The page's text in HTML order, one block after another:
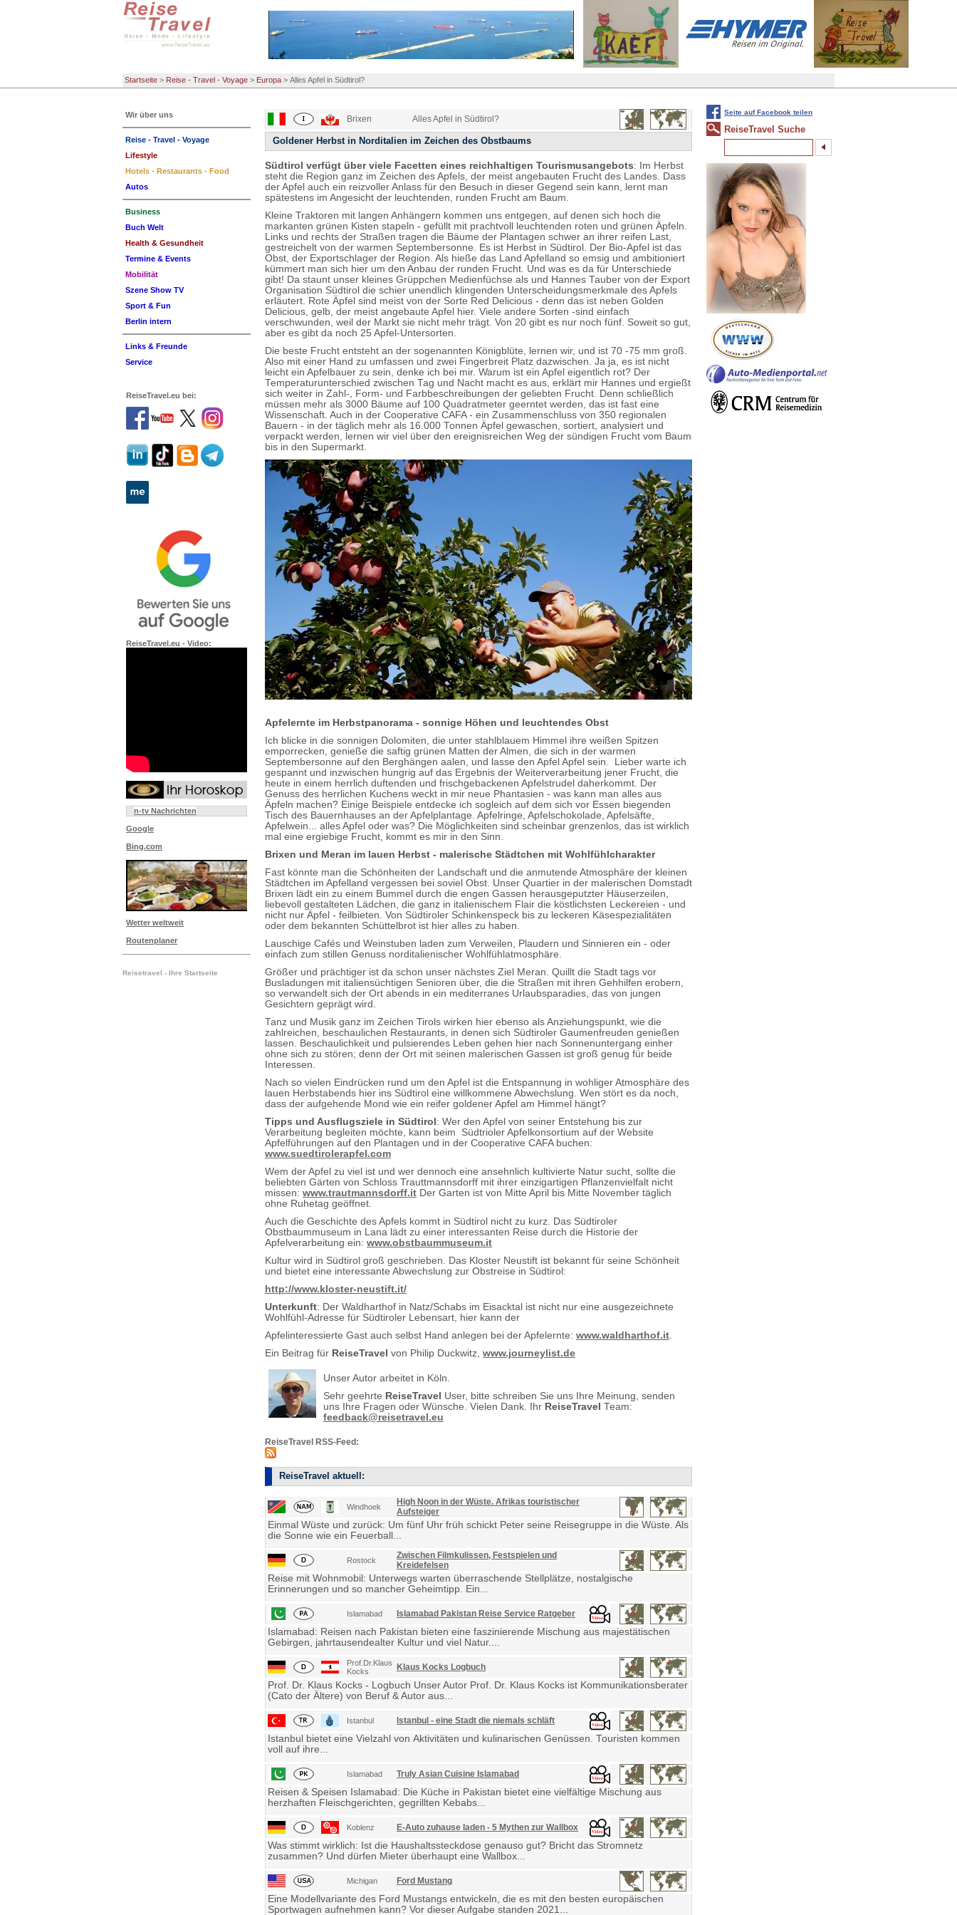
Startseite > Reise - Travel - Voyage > Europa > Alles Apfel in Südtirol?
Brixen Alles Apfel in Südtirol?
Goldener Herbst in Norditalien im Zeichen des Obstbaums
Südtirol verfügt über viele Facetten eines reichhaltigen Tourismusangebots: Im Herbst
steht die Region ganz im Zeichen des Apfels, der meist angebauten Frucht des Landes. Dass
der Apfel auch ein reizvoller Anlass für den Besuch in dieser Gegend sein kann, lernt man
spätestens im Angesicht der leuchtenden, runden Frucht am Baum.
Kleine Traktoren mit langen Anhängern kommen uns entgegen, auf denen sich hoch die
markanten grünen Kisten stapeln - gefüllt mit prachtvoll leuchtenden roten und grünen Äpfeln.
Links und rechts der Straßen tragen die Bäume der Plantagen schwer an ihrer reifen Last,
gestreichelt von der warmen Septembersonne. Es ist Herbst in Südtirol. Der Bio-Apfel ist das
Obst, der Exportschlager der Region. Als hieße das Land Apfelland so emsig und ambitioniert
kümmert man sich hier um den Anbau der runden Frucht. Und was es da für Unterschiede
gibt! Da staunt unser kleines Grüppchen Medienfüchse als und Hannes Tauber von der Export
Organisation Südtirol die schier unendlich klingenden Unterscheidungsmerkmale des Apfels
erläutert. Rote Äpfel sind meist von der Sorte Red Delicious - denn das ist neben Golden
Delicious, gelb, der meist angebaute Apfel hier. Viele andere Sorten -sind einfach
verschwunden, weil der Markt sie nicht mehr trägt. Von 20 gibt es nur noch fünf. Soweit so gut,
aber es gibt da noch 25 Apfel-Untersorten.
Die beste Frucht entsteht an der sogenannten Königblüte, lernen wir, und ist 70 -75 mm groß.
Also mit einer Hand zu umfassen und zwei Fingerbreit Platz dazwischen. Ja ja, es ist nicht
leicht ein Apfelbauer zu sein, denke ich bei mir. Warum ist ein Apfel eigentlich rot? Der
Temperaturunterschied zwischen Tag und Nacht macht es aus, erklärt mir Hannes und ergießt
sich weiter in Zahl-, Form- und Farbbeschreibungen der geliebten Frucht. Denn schließlich
müssen mehr als 3000 Bäume auf 100 Quadratmeter geerntet werden, das ist fast eine
Wissenschaft. Auch in der Cooperative CAFA - ein Zusammenschluss von 350 regionalen
Bauern - in der täglich mehr als 16.000 Tonnen Äpfel gewaschen, sortiert, analysiert und
verpackt werden, lernen wir viel über den ereignisreichen Weg der sündigen Frucht vom Baum
bis in den Supermarkt.
Apfelernte im Herbstpanorama - sonnige Höhen und leuchtendes Obst
Ich blicke in die sonnigen Dolomiten, die unter stahlblauem Himmel ihre weißen Spitzen
emporrecken, genieße die saftig grünen Matten der Almen, die sich in der warmen
Septembersonne auf den Berghängen aalen, und lasse den Apfel Apfel sein. Lieber warte ich
gespannt und inzwischen hungrig auf das Ergebnis der Weiterverarbeitung jener Frucht, die
heute in einem herrlich duftenden und frischgebackenen Apfelstrudel daherkommt. Der
Genuss des herrlichen Kuchens weckt in mir neue Phantasien - was kann man alles aus
Äpfeln machen? Einige Beispiele entdecke ich sogleich auf dem sich vor Essen biegenden
Tisch des Bauernhauses an der Apfelplantage. Apfelringe, Apfelschokolade, Apfelsäfte,
Apfelwein... alles Apfel oder was? Die Möglichkeiten sind scheinbar grenzenlos, das ist wirklich
mal eine ergiebige Frucht, kommt es mir in den Sinn.
Brixen und Meran im lauen Herbst - malerische Städtchen mit Wohlfühlcharakter
Fast könnte man die Schönheiten der Landschaft und die anmutende Atmosphäre der kleinen
Städtchen im Apfelland vergessen bei soviel Obst. Unser Quartier in der malerischen Domstadt
Brixen lädt ein zu einem Bummel durch die engen Gassen herausgeputzter Häuserzeilen,
liebevoll gestalteten Lädchen, die ganz in italienischem Flair die köstlichsten Leckereien - und
nicht nur Äpfel - feilbieten. Von Südtiroler Schinkenspeck bis zu leckeren Käsespezialitäten
oder dem bekannten Schüttelbrot ist hier alles zu haben.
Lauschige Cafés und Weinstuben laden zum Verweilen, Plaudern und Sinnieren ein - oder
einfach zum stillen Genuss norditalienischer Wohlfühlatmosphäre.
Größer und prächtiger ist da schon unser nächstes Ziel Meran. Quillt die Stadt tags vor
Busladungen mit italiensüchtigen Senioren über, die die Straßen mit ihren Gehhilfen erobern,
so verwandelt sich der Ort abends in ein mediterranes Urlaubsparadies, das von jungen
Gesichtern geprägt wird.
Tanz und Musik ganz im Zeichen Tirols wirken hier ebenso als Anziehungspunkt, wie die
zahlreichen, beschaulichen Restaurants, in denen sich Südtiroler Gaumenfreuden genießen
lassen. Beschaulichkeit und pulsierendes Leben gehen hier nach Sonnenuntergang einher
ohne sich zu stören; denn der Ort mit seinen malerischen Gassen ist groß genug für beide
Interessen.
Nach so vielen Eindrücken rund um den Apfel ist die Entspannung in wohliger Atmosphäre des
lauen Herbstabends hier ins Südtirol eine willkommene Abwechslung. Wen stört es da noch,
dass der aufgehende Mond wie ein reifer goldener Apfel am Himmel hängt?
Tipps und Ausflugsziele in Südtirol: Wer den Apfel von seiner Entstehung bis zur
Verarbeitung begleiten möchte, kann beim Südtrioler Apfelkonsortium auf der Website
Apfelführungen auf den Plantagen und in der Cooperative CAFA buchen:
www.suedtirolerapfel.com
Wem der Apfel zu viel ist und wer dennoch eine ansehnlich kultivierte Natur sucht, sollte die
beliebten Gärten von Schloss Trauttmannsdorff mit ihrer einzigartigen Pflanzenvielfalt nicht
missen: www.trautmannsdorff.it Der Garten ist von Mitte April bis Mitte November täglich
ohne Ruhetag geöffnet.
Auch die Geschichte des Apfels kommt in Südtirol nicht zu kurz. Das Südtiroler
Obstbaummuseum in Lana lädt zu einer interessanten Reise durch die Historie der
Apfelverarbeitung ein: www.obstbaummuseum.it
Kultur wird in Südtirol groß geschrieben. Das Kloster Neustift ist bekannt für seine Schönheit
und bietet eine interessante Abwechslung zur Obstreise in Südtirol:
http://www.kloster-neustift.it/
Unterkunft: Der Waldharthof in Natz/Schabs im Eisacktal ist nicht nur eine ausgezeichnete
Wohlfühl-Adresse für Südtiroler Lebensart, hier kann der
Apfelinteressierte Gast auch selbst Hand anlegen bei der Apfelernte: www.waldharthof.it
Ein Beitrag für ReiseTravel von Philip Duckwitz, www.journeylist.de
Unser Autor arbeitet in Köln.
Sehr geehrte ReiseTravel User, bitte schreiben Sie uns Ihre Meinung, senden
uns Ihre Fragen oder Wünsche. Vielen Dank. Ihr ReiseTravel Team:
feedback@reisetravel.eu
ReiseTravel RSS-Feed:
ReiseTravel aktuell:
Windhoek
High Noon in der Wüste. Afrikas touristischer
Aufsteiger
Einmal Wüste und zurück: Um fünf Uhr früh schickt Peter seine Reisegruppe in die Wüste. Als
die Sonne wie ein Feuerball...
Rostock
Zwischen Filmkulissen, Festspielen und
Kreidefelsen
Reise mit Wohnmobil: Unterwegs warten überraschende Stellplätze, nostalgische
Erinnerungen und so mancher Geheimtipp. Ein...
Islamabad Islamabad Pakistan Reise Service Ratgeber
Islamabad: Reisen nach Pakistan bieten eine faszinierende Mischung aus majestätischen
Gebirgen, jahrtausendealter Kultur und viel Natur....
Prof.Dr.Klaus
Kocks
Klaus Kocks Logbuch
Prof. Dr. Klaus Kocks - Logbuch Unser Autor Prof. Dr. Klaus Kocks ist Kommunikationsberater
(Cato der Ältere) von Beruf & Autor aus...
Istanbul Istanbul - eine Stadt die niemals schläft
Istanbul bietet eine Vielzahl von Aktivitäten und kulinarischen Genüssen. Touristen kommen
voll auf ihre...
Islamabad Truly Asian Cuisine Islamabad
Reisen & Speisen Islamabad: Die Küche in Pakistan bietet eine vielfältige Mischung aus
herzhaften Fleischgerichten, gegrillten Kebabs...
Koblenz E-Auto zuhause laden - 5 Mythen zur Wallbox
Was stimmt wirklich: Ist die Haushaltssteckdose genauso gut? Bricht das Stromnetz
zusammen? Und dürfen Mieter überhaupt eine Wallbox...
Michigan Ford Mustang
Eine Modellvariante des Ford Mustangs entwickeln, die es mit den besten europäischen
Sportwagen aufnehmen kann? Vor dieser Aufgabe standen 2021...
Wir über uns
Reise - Travel - Voyage
Lifestyle
Hotels - Restaurants - Food
Autos
Business
Buch Welt
Health & Gesundheit
Termine & Events
Mobilität
Szene Show TV
Sport & Fun
Berlin intern
Links & Freunde
Service
ReiseTravel.eu bei:
ReiseTravel.eu - Video:
n-tv Nachrichten
Google
Bing.com
Wetter weltweit
Routenplaner
Reisetravel - Ihre Startseite
Seite auf Facebook teilen
ReiseTravel Suche